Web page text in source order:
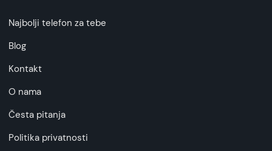
Najbolji telefon za tebe
Blog
Kontakt
O nama
Česta pitanja
Politika privatnosti